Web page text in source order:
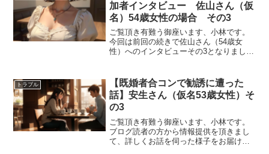
加者インタビュー 佐山さん（仮
名）54歳女性の場合 その3
ご覧頂き有難う御座います、小林です。
今回は前回の続きで佐山さん（54歳女
性）へのインタビューその3となりまして
大きいとのことだったんですが、今後も
参加されるご予定なんで...
トラブル
【既婚者合コンで勧誘に遭った
話】安生さん（仮名53歳女性）そ
の3
ご覧頂き有難う御座います、小林です。
ブログ読者の方から情報提供を頂きまし
て、詳しくお話を伺った様子をお届けし